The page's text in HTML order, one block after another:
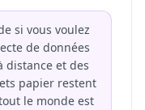
si vous voulez
de données
distance et des
papier restent
le monde est